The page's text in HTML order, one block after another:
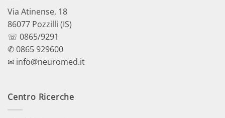
Via Atinense, 18
86077 Pozzilli (IS)
☏ 0865/9291
✆ 0865 929600
✉ info@neuromed.it
Centro Ricerche